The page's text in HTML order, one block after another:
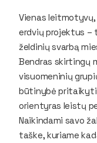
Vienas
erdvių projektus –
želdinių svarbą
Bendras skirtingų
visuomeninių
būtinybė pritaikyti
orientyras leistų
Naikindami savo
taške, kuriame